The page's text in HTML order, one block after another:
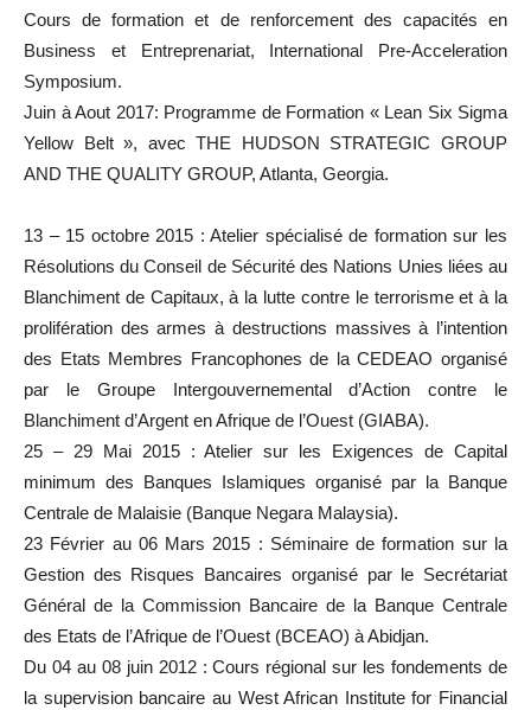
Cours de formation et de renforcement des capacités en
Business et Entreprenariat, International Pre-Acceleration
Symposium.
Juin à Aout 2017: Programme de Formation « Lean Six Sigma
Yellow Belt », avec THE HUDSON STRATEGIC GROUP
AND THE QUALITY GROUP, Atlanta, Georgia.
13 – 15 octobre 2015 : Atelier spécialisé de formation sur les
Résolutions du Conseil de Sécurité des Nations Unies liées au
Blanchiment de Capitaux, à la lutte contre le terrorisme et à la
prolifération des armes à destructions massives à l’intention
des Etats Membres Francophones de la CEDEAO organisé
par le Groupe Intergouvernemental d’Action contre le
Blanchiment d’Argent en Afrique de l’Ouest (GIABA).
25 – 29 Mai 2015 : Atelier sur les Exigences de Capital
minimum des Banques Islamiques organisé par la Banque
Centrale de Malaisie (Banque Negara Malaysia).
23 Février au 06 Mars 2015 : Séminaire de formation sur la
Gestion des Risques Bancaires organisé par le Secrétariat
Général de la Commission Bancaire de la Banque Centrale
des Etats de l’Afrique de l’Ouest (BCEAO) à Abidjan.
Du 04 au 08 juin 2012 : Cours régional sur les fondements de
la supervision bancaire au West African Institute for Financial